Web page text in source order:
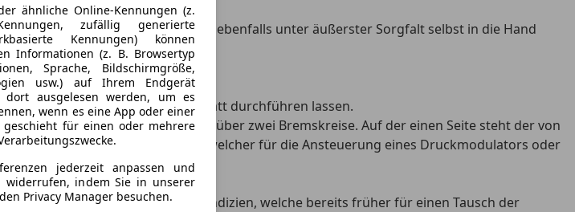
ähnliche Online-Kennungen (z.
zufällig generierte
Kennungen) können
Informationen (z. B. Browsertyp
Sprache, Bildschirmgröße,
usw.) auf Ihrem Endgerät
dort ausgelesen werden, um es
wenn es eine App oder einer
geschieht für einen oder mehrere
jederzeit anpassen und
widerrufen, indem Sie in unserer
Privacy Manager besuchen.
Entlüften der Motorrad-Bremse ebenfalls unter äußerster Sorgfalt selbst in die Hand
durch eine Fachwerkstatt durchführen lassen.
Anlagen verfügen diese überzwei Bremskreise. Auf der einen Seite steht der von
nennt sich Regelkreislauf, welcher für die Ansteuerung eines Druckmodulators oder
allerdings noch einige andere
Indizien, welche bereits früher für einen Tausch der